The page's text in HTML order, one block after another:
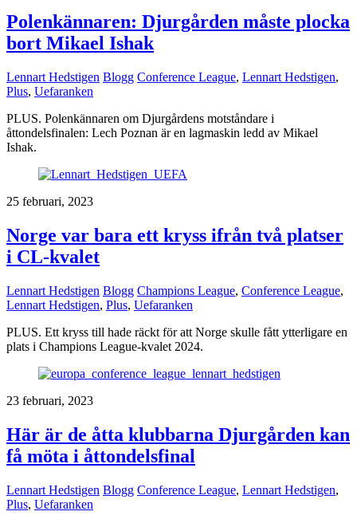
Polenkännaren: Djurgården måste plocka
bort Mikael Ishak
Lennart Hedstigen Blogg Conference League, Lennart Hedstigen,
Plus, Uefaranken
PLUS. Polenkännaren om Djurgårdens motståndare i
åttondelsfinalen: Lech Poznan är en lagmaskin ledd av Mikael
Ishak.
25 februari, 2023
Norge var bara ett kryss ifrån två platser
i CL-kvalet
Lennart Hedstigen Blogg Champions League, Conference League,
Lennart Hedstigen, Plus, Uefaranken
PLUS. Ett kryss till hade räckt för att Norge skulle fått ytterligare en
plats i Champions League-kvalet 2024.
23 februari, 2023
Här är de åtta klubbarna Djurgården kan
få möta i åttondelsfinal
Lennart Hedstigen Blogg Conference League, Lennart Hedstigen,
Plus, Uefaranken